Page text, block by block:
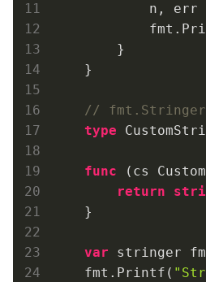
n, err
        }
    }
// fmt.Stringer
type
func (cs
return
    }
var stringer
    fmt.Printf(